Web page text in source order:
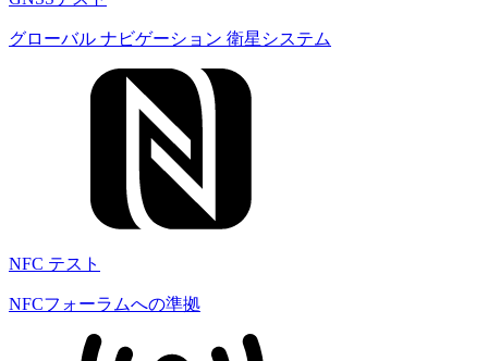
グローバル ナビゲーション 衛星システム
NFC テスト
NFCフォーラムへの準拠